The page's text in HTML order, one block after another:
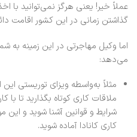
عملاً خیر! یعنی هرگز نمی‌توانید با
گذاشتن زمانی در این کشور اقامت
اما وکیل مهاجرتی در این زمینه
می‌دهد:
مثلاً به‌واسطه ویزای توریستی
ملاقات کاری کوتاه بگذارید تا
شرایط و قوانین آشنا شوید و
کاری کانادا آماده شوید.